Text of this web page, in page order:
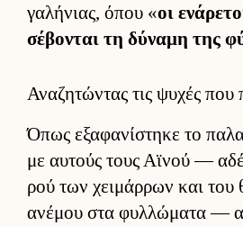
γαλήνιας, όπου «οι
σέβονται τη δύναμη της
Αναζητώντας τις ψυχές που
Όπως εξαφανίστηκε το
με αυ­τούς τους Αϊνού —
ρού των χει­μάρ­ρων και του
ανέμου στα φυλ­λώματα —